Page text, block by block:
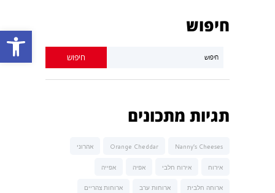
פתח סרגל נגישות חיפוש
תגיות מתכונים
Nanny’s Cheeses
Orange Cheddar אהרוני
אירוח אירוח חלבי אפיה אפייה
ארוחה חלבית ארוחות ערב ארוחות צהריים